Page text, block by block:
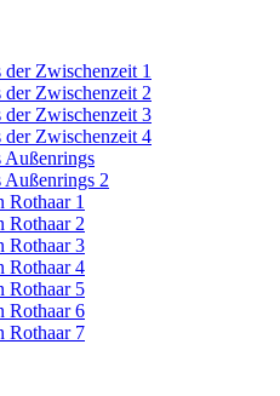
Zwischenzeit 1
Zwischenzeit 2
Zwischenzeit 3
Zwischenzeit 4
Außenrings
Außenrings 2
Rothaar 1
Rothaar 2
Rothaar 3
Rothaar 4
Rothaar 5
Rothaar 6
Rothaar 7